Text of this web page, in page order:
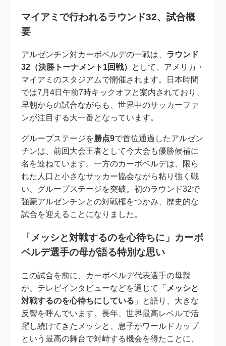
マイアミで行われるラウンド32、試合概
要
アルゼンチン対カーボベルデの一戦は、 ラウンド
32（決勝トーナメント1回戦） として、アメリカ・
マイアミのスタジアムで開催されます。日本時間
では7月4日午前7時キックオフと案内されており、
早朝からの試合ながらも、世界中のサッカーファ
ンが注目する大一番となっています。
グループステージを勝点9で首位通過したアルゼン
チンは、前回大会王者として今大会も優勝候補に
名を連ねています。一方のカーボベルデは、限ら
れた人口と小さなサッカー協会ながら粘り強く戦
い、グループステージを突破。初のラウンド32で
強豪アルゼンチンとの対戦権をつかみ、歴史的な
試合を迎えることになりました。
「メッシと対戦するのを心待ちに」カーボ
ベルデ選手の母が語る特別な思い
この試合を前に、カーボベルデ代表選手の母親
が、テレビインタビューなどを通じて「 メッシと
対戦するのを心待ちにしている 」と語り、大きな
反響を呼んでいます。長年、世界最高レベルで活
躍し続けてきたメッシと、息子がワールドカップ
という最高の舞台で対峙する機会を得たことに、